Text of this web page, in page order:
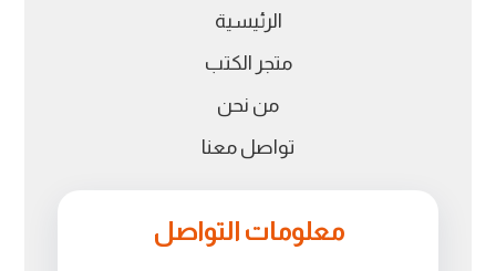
الرئيسية
متجر الكتب
من نحن
تواصل معنا
معلومات التواصل